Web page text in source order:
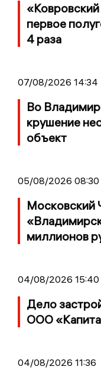
первое
4 раза
07/08/2026 14:34
Во
крушение
объект
05/08/2026 08:30
Московский
миллионов
04/08/2026 15:40
Дело
ООО
04/08/2026 11:36